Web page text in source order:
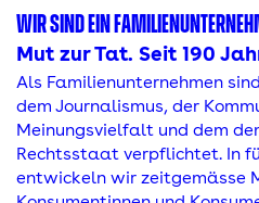
WIR SIND EIN
Mut zur Tat. Seit 190
Als Familienunternehmen
dem Journalismus, der
Meinungsvielfalt und dem
Rechtsstaat verpflichtet. In
entwickeln wir zeitgemässe